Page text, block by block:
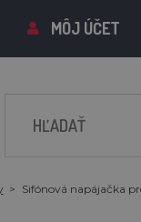
MÔJ ÚČET
Sifónová napájačka